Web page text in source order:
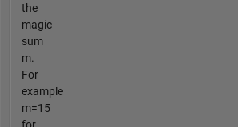
the
magic
sum
m.
For
example
m=15
for